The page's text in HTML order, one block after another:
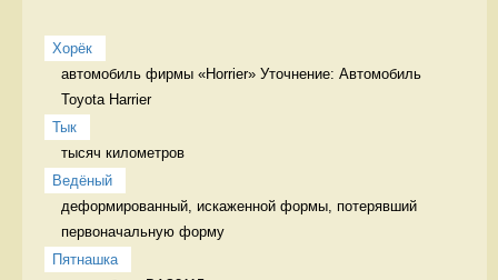
Хорёк
автомобиль фирмы «Horrier» Уточнение: Автомобиль
Toyota Harrier
Тык
тысяч километров
Ведёный
деформированный, искаженной формы, потерявший
первоначальную форму
Пятнашка